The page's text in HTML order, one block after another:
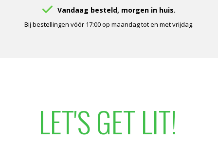
Vandaag besteld, morgen in huis.
Bij bestellingen vóór 17:00 op maandag tot en met vrijdag.
LET'S GET LIT!